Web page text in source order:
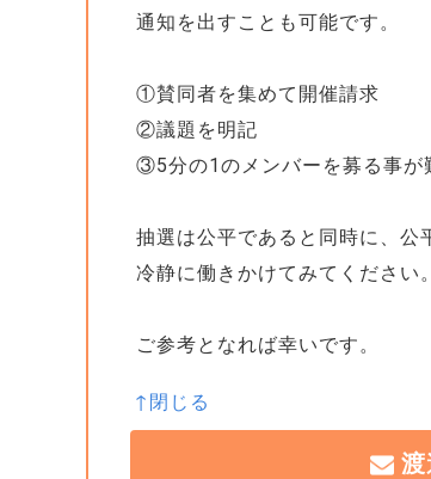
通知を出すことも可能です。
①賛同者を集めて開催請求
②議題を明記
③5分の1のメンバーを募る事が
抽選は公平であると同時に、公
冷静に働きかけてみてください。
ご参考となれば幸いです。